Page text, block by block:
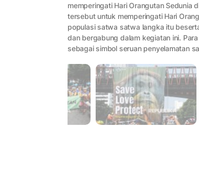
memperingati Hari Orangutan Sedunia
tersebut untuk memperingati Hari
populasi satwa satwa langka itu
dan bergabung dalam kegiatan ini.
sebagai simbol seruan penyelamatan